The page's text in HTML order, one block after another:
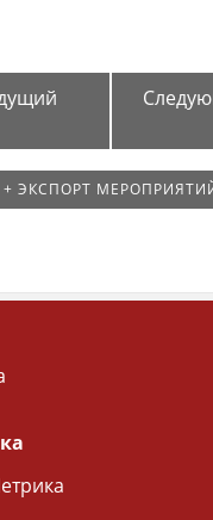
+ ЭКСПОРТ